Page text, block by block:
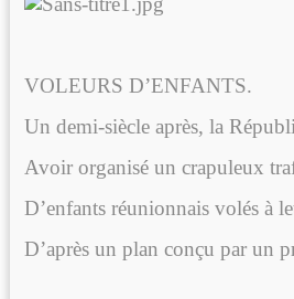
VOLEURS D’ENFANTS.
Un demi-siècle après, la
Avoir organisé un crapuleux
D’enfants réunionnais volés à
D’après un plan conçu par un